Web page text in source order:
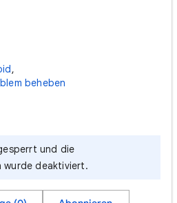
,
beheben
und die
deaktiviert.